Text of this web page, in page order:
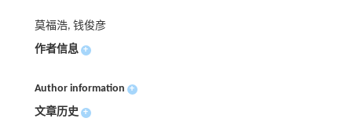
莫福浩, 钱俊彦
作者信息 +
Author information +
文章历史 +